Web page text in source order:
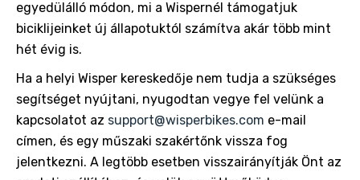
egyedülálló módon, mi a Wispernél támogatjuk
biciklijeinket új állapotuktól számítva akár több mint
hét évig is.
Ha a helyi Wisper kereskedője nem tudja a szükséges
segítséget nyújtani, nyugodtan vegye fel velünk a
kapcsolatot az support@wisperbikes.com e-mail
címen, és egy műszaki szakértőnk vissza fog
jelentkezni. A legtöbb esetben visszairányítják Önt az